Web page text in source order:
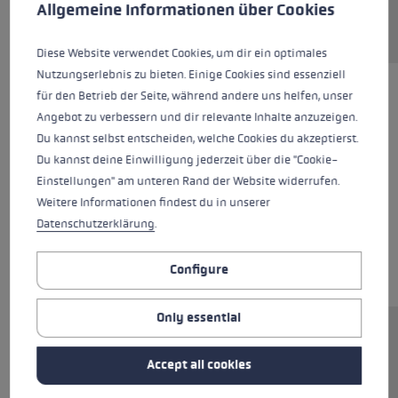
Ersatzsegment (Mittelteil) für LEKI FX.One
Stöcke. Abmessungen: 14x313mm.
Rohrmaterial: Aluminium.
This website uses cookies to give you the best possible experience.
Allgemeine Informationen über Cookies
Diese Website verwendet Cookies, um dir ein optimales
Nutzungserlebnis zu bieten. Einige Cookies sind essenziell
für den Betrieb der Seite, während andere uns helfen, unser
Angebot zu verbessern und dir relevante Inhalte anzuzeigen.
Du kannst selbst entscheiden, welche Cookies du akzeptierst.
Du kannst deine Einwilligung jederzeit über die "Cookie-
Einstellungen" am unteren Rand der Website widerrufen.
Weitere Informationen findest du in unserer
Datenschutzerklärung.
Configure
Only essential
Accept all cookies